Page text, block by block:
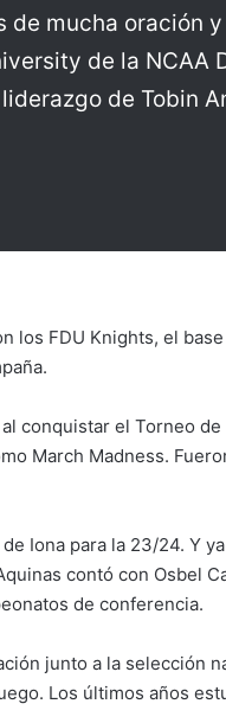
mucha oración
de la NCAA
de Tobin
los FDU Knights, el
conquistar el Torneo
March Madness.
Iona para la 23/24. Y
contó con Osbel
de conferencia.
junto a la selección
Los últimos años